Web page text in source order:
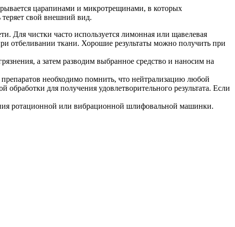
царапинами и микротрещинами, в которых
свой внешний вид.
Для чистки часто используется лимонная или щавелевая
отбеливании ткани. Хорошие результаты можно получить при
а затем разводим выбранное средство и наносим на
необходимо помнить, что нейтрализацию любой
для получения удовлетворительного результата. Если
ротационной или вибрационной шлифовальной машинки.